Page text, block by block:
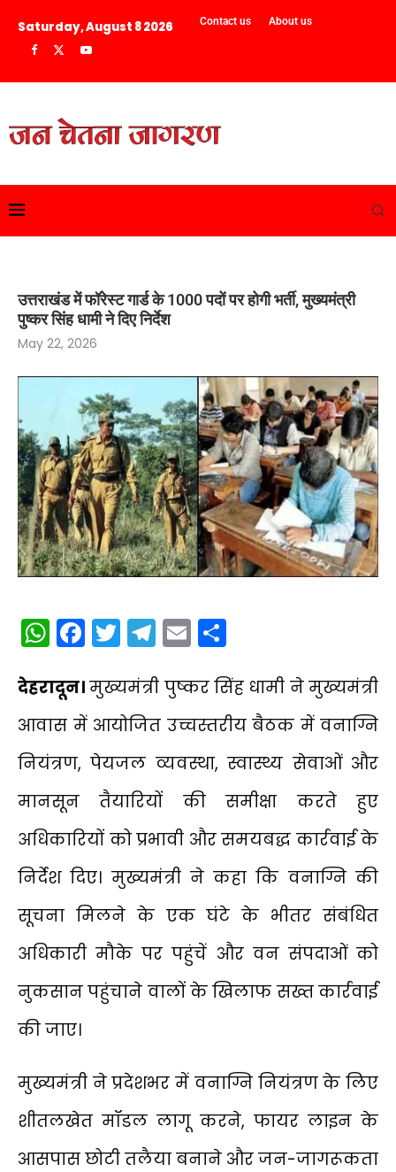
Saturday, August 8 2026 Contact us About us
उत्तराखंड में फॉरेस्ट गार्ड के 1000 पदों पर होगी भर्ती, मुख्यमंत्री
पुष्कर सिंह धामी ने दिए निर्देश
May 22, 2026
WhatsApp
Facebook
Twitter
Telegram
Email
देहरादून।मुख्यमंत्री पुष्कर सिंह धामी ने मुख्यमंत्री
आवास में आयोजित उच्चस्तरीय बैठक में वनाग्नि
नियंत्रण, पेयजल व्यवस्था, स्वास्थ्य सेवाओं और
मानसून तैयारियों की समीक्षा करते हुए
अधिकारियों को प्रभावी और समयबद्ध कार्रवाई के
निर्देश दिए। मुख्यमंत्री ने कहा कि वनाग्नि की
सूचना मिलने के एक घंटे के भीतर संबंधित
अधिकारी मौके पर पहुंचें और वन संपदाओं को
नुकसान पहुंचाने वालों के खिलाफ सख्त कार्रवाई
की जाए।
मुख्यमंत्री ने प्रदेशभर में वनाग्नि नियंत्रण के लिए
शीतलखेत मॉडल लागू करने, फायर लाइन के
आसपास छोटी तलैया बनाने और जन-जागरूकता